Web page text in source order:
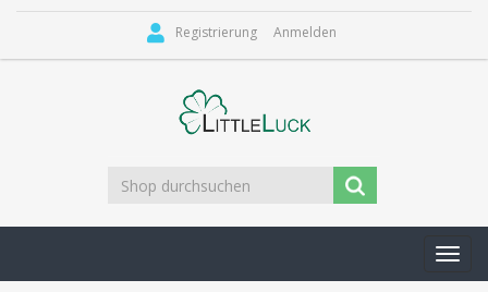
Registrierung Anmelden